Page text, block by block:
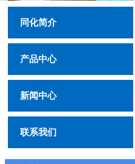
同化简介
产品中心
新闻中心
联系我们